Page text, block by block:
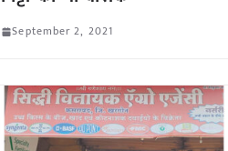
September 2, 2021